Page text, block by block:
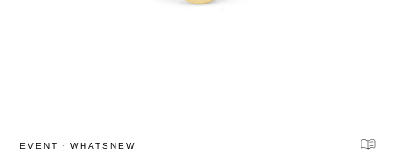
EVENT · WHATSNEW